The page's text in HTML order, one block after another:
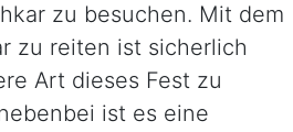
zu besuchen. Mit dem
zu reiten ist sicherlich
Art dieses Fest zu
ist es eine